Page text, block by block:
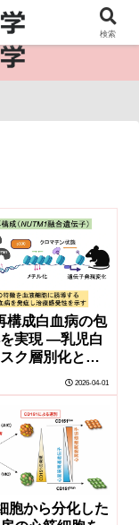
ラ。
構成白血病の包
実現 ―乳児白
ク層別化と個
2026-04-01
胞から分化した
検索